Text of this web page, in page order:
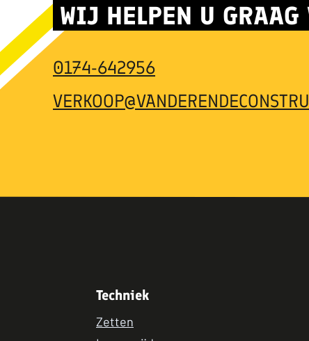
WIJ HELPEN U GRAAG
0174-642956
Techniek
Zetten